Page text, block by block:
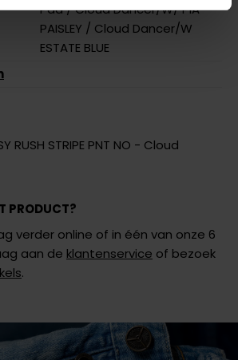
Pad/ Cloud Dancer/W/ PIA
PAISLEY / Cloud Dancer/W
ESTATE BLUE
RUSH STRIPE PNT NO - Cloud
PRODUCT?
verder online of in één van onze 6
aan de klantenservice of bezoek
.